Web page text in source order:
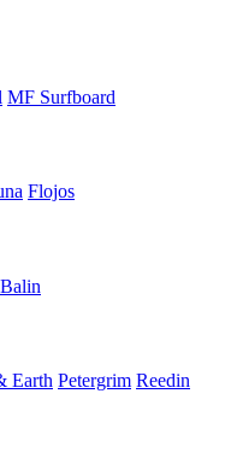
MF Surfboard
Flojos
Balin
Earth Petergrim Reedin